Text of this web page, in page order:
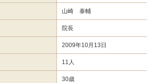
山崎 泰輔
院長
2009年10月13日
11人
30歳